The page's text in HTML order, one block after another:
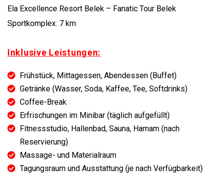
Ela Excellence Resort Belek – Fanatic Tour Belek
Sportkomplex: 7 km
Inklusive Leistungen:
Frühstück, Mittagessen, Abendessen (Buffet)
Getränke (Wasser, Soda, Kaffee, Tee, Softdrinks)
Coffee-Break
Erfrischungen im Minibar (täglich aufgefüllt)
Fitnessstudio, Hallenbad, Sauna, Hamam (nach
Reservierung)
Massage- und Materialraum
Tagungsraum und Ausstattung (je nach Verfügbarkeit)